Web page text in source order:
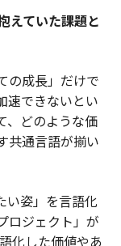
えていた課題と
の成長」だけで
速できないとい
、どのような価
共通言語が揃い
い姿」を言語化
ロジェクト」が
化した価値やあ